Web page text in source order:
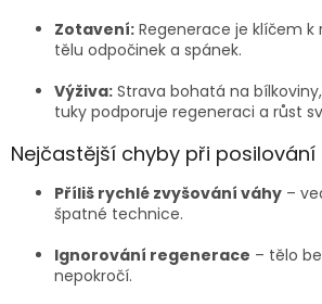
Zotavení: Regenerace je klíčem k
tělu odpočinek a spánek.
Výživa: Strava bohatá na
tuky podporuje regeneraci a růst
Nejčastější chyby při posilování
Příliš rychlé zvyšování váhy –
špatné technice.
Ignorování regenerace – tělo
nepokročí.